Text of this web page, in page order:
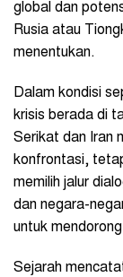
global dan
Rusia atau
menentukan.
Dalam kondisi
krisis berada di
Serikat dan Iran
konfrontasi,
memilih jalur
dan negara-
untuk
Sejarah